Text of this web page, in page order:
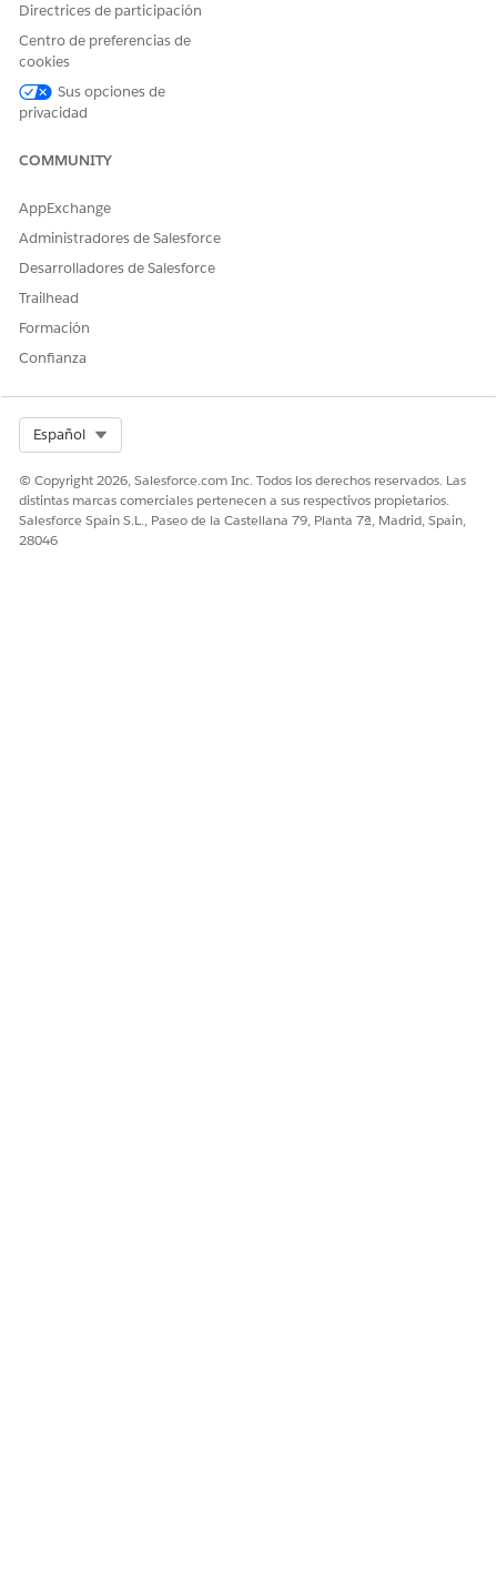
Directrices de participación
Centro de preferencias de
cookies
Sus opciones de
privacidad
COMMUNITY
AppExchange
Administradores de Salesforce
Desarrolladores de Salesforce
Trailhead
Formación
Confianza
Español
© Copyright 2026, Salesforce.com Inc. Todos los derechos reservados. Las
distintas marcas comerciales pertenecen a sus respectivos propietarios.
Salesforce Spain S.L., Paseo de la Castellana 79, Planta 7ª, Madrid, Spain,
28046